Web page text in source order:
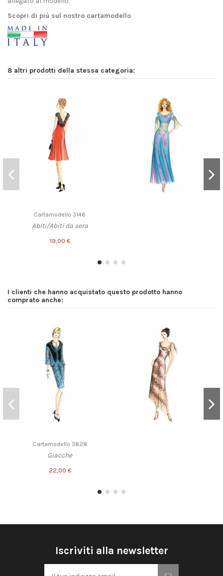
Scopri di più sul nostro cartamodello
8 altri prodotti della stessa categoria:
Cartamodello 3146
Abiti/Abiti da sera
19,00 €
I clienti che hanno acquistato questo prodotto hanno
comprato anche:
Cartamodello 3828
Giacche
22,00 €
Iscriviti alla newsletter